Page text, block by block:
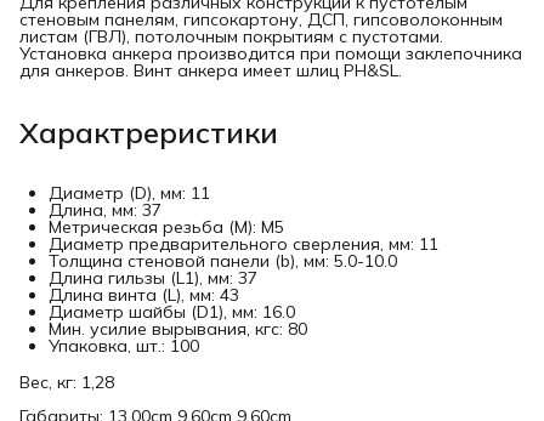
стеновым панелям, гипсокартону, ДСП, гипсоволоконным
листам (ГВЛ), потолочным покрытиям с пустотами.
Установка анкера производится при помощи заклепочника
для анкеров. Винт анкера имеет шлиц PH&SL.
Характреристики
Диаметр (D), мм: 11
Длина, мм: 37
Метрическая резьба (М): М5
Диаметр предварительного сверления, мм: 11
Толщина стеновой панели (b), мм: 5.0-10.0
Длина гильзы (L1), мм: 37
Длина винта (L), мм: 43
Диаметр шайбы (D1), мм: 16.0
Мин. усилие вырывания, кгс: 80
Упаковка, шт.: 100
Вес, кг: 1,28